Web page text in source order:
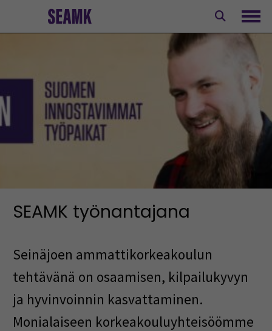
SEAMK työnantajana
Seinäjoen ammattikorkeakoulun
tehtävänä on osaamisen, kilpailukyvyn
ja hyvinvoinnin kasvattaminen.
Monialaiseen korkeakouluyhteisöömme